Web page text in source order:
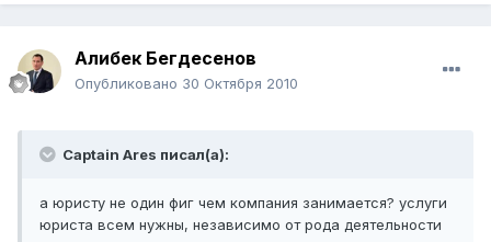
Алибек Бегдесенов
Опубликовано 30 Октября 2010
Captain Ares писал(а):
а юристу не один фиг чем компания занимается? услуги
юриста всем нужны, независимо от рода деятельности